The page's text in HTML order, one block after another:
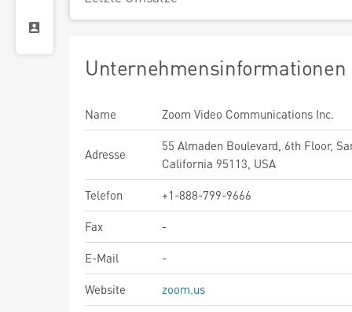
Unternehmensinformationen
Name Zoom Video Communications Inc.
Adresse
55 Almaden Boulevard, 6th Floor,
California 95113, USA
Telefon
+1-888-799-9666
Fax
-
E-Mail
-
Website
zoom.us